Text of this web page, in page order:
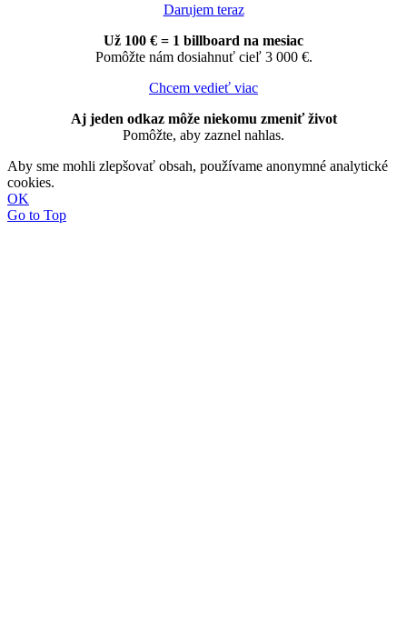
Darujem teraz
Už 100 € = 1 billboard na mesiac
Pomôžte nám dosiahnuť cieľ 3 000 €.
Chcem vedieť viac
Aj jeden odkaz môže niekomu zmeniť život
Pomôžte, aby zaznel nahlas.
Aby sme mohli zlepšovať obsah, používame anonymné analytické
cookies.
OK
Go to Top